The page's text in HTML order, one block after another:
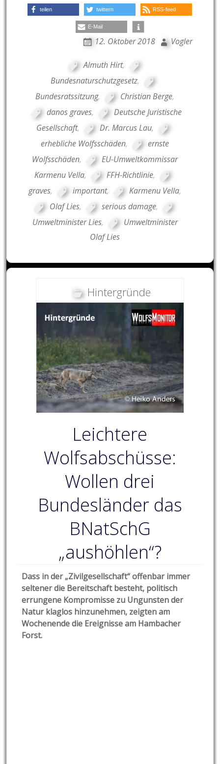
teilen twittern RSS-feed
E-Mail
12. Oktober 2018 Vogler
Almuth Hirt,
Bundesnaturschutzgesetz,
Bundesratssitzung, Christian Berge,
danos graves,
Deutsche Juristische
Gesellschaft, Dr. Marcus Lau,
erhebliche Wolfsschäden,
ernste
Wolfsschäden,
EU-Umweltkommissar
Karmenu Vella, FFH-Richtlinie,
graves, important, Karmenu Vella,
Olaf Lies, serious damage,
Umweltminister Lies,
Umweltminister
Olaf Lies
Hintergründe
Leichtere
Wolfsabschüsse:
Wollen drei
Bundesländer das
BNatSchG
„aushöhlen“?
Dass in der „Zivilgesellschaft“ offenbar immer
seltener die Bereitschaft besteht, politisch
errungene Kompromisse zu Ungunsten der
Natur klaglos hinzunehmen, zeigten am
Wochenende die Ereignisse am Hambacher
Forst.